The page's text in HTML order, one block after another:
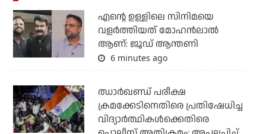
എന്റെ ഉള്ളിലെ സിനിമയെ
വളർത്തിയത് മോഹൻലാൽ
ആണ്: ജൂഡ് ആന്തണി
6 minutes ago
ഝാര്‍ഖണ്ഡ് പരീക്ഷ
ക്രമക്കേടിനെതിരെ പ്രതിഷേധിച്ച
വിദ്യാര്‍ത്ഥികള്‍ക്കെതിരെ